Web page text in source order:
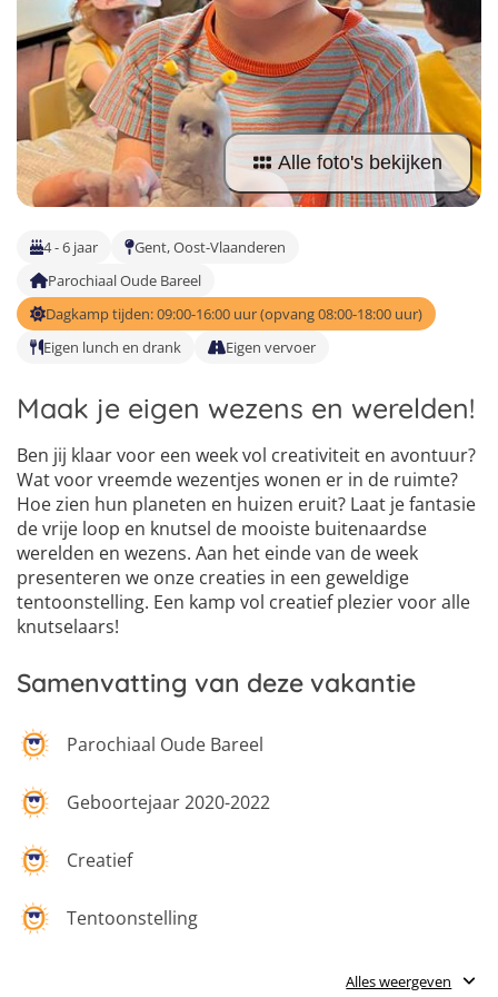
Malta
Nederland
Buitenland
Surfkampen Buitenland
Surfkampen 18+
Taalvakanties Duits
Taalvakanties Italiaans
Alle foto's bekijken
4 - 6 jaar
Gent, Oost-Vlaanderen
Parochiaal Oude Bareel
Dagkamp tijden: 09:00-16:00 uur (opvang 08:00-18:00 uur)
Eigen lunch en drank
Eigen vervoer
Maak je eigen wezens en werelden!
Ben jij klaar voor een week vol creativiteit en avontuur?
Wat voor vreemde wezentjes wonen er in de ruimte?
Hoe zien hun planeten en huizen eruit? Laat je fantasie
de vrije loop en knutsel de mooiste buitenaardse
werelden en wezens. Aan het einde van de week
presenteren we onze creaties in een geweldige
tentoonstelling. Een kamp vol creatief plezier voor alle
knutselaars!
Samenvatting van deze vakantie
Parochiaal Oude Bareel
Geboortejaar 2020-2022
Creatief
Tentoonstelling
Alles weergeven